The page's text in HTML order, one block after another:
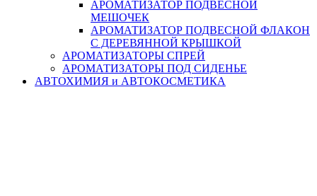
АРОМАТИЗАТОР ПОДВЕСНОЙ
МЕШОЧЕК
АРОМАТИЗАТОР ПОДВЕСНОЙ ФЛАКОН
С ДЕРЕВЯННОЙ КРЫШКОЙ
АРОМАТИЗАТОРЫ СПРЕЙ
АРОМАТИЗАТОРЫ ПОД СИДЕНЬЕ
АВТОХИМИЯ и АВТОКОСМЕТИКА